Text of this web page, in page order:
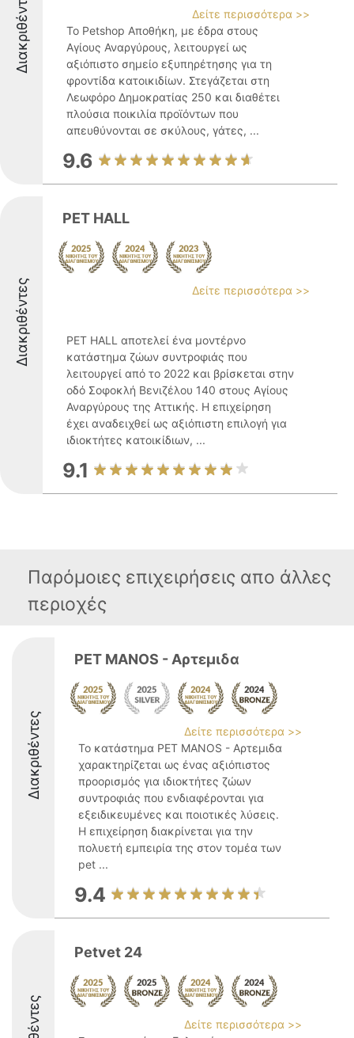
Διακριθέντες
Δείτε περισσότερα >>
Το Petshop Αποθήκη, με έδρα στους
Αγίους Αναργύρους, λειτουργεί ως
αξιόπιστο σημείο εξυπηρέτησης για τη
φροντίδα κατοικιδίων. Στεγάζεται στη
Λεωφόρο Δημοκρατίας 250 και διαθέτει
πλούσια ποικιλία προϊόντων που
απευθύνονται σε σκύλους, γάτες, ...
9.6
Διακριθέντες
PET HALL
Δείτε περισσότερα >>
PET HALL αποτελεί ένα μοντέρνο
κατάστημα ζώων συντροφιάς που
λειτουργεί από το 2022 και βρίσκεται στην
οδό Σοφοκλή Βενιζέλου 140 στους Αγίους
Αναργύρους της Αττικής. Η επιχείρηση
έχει αναδειχθεί ως αξιόπιστη επιλογή για
ιδιοκτήτες κατοικίδιων, ...
9.1
Παρόμοιες επιχειρήσεις απο άλλες
περιοχές
Διακριθέντες
PET MANOS - Αρτεμιδα
Δείτε περισσότερα >>
Το κατάστημα PET MANOS - Αρτεμιδα
χαρακτηρίζεται ως ένας αξιόπιστος
προορισμός για ιδιοκτήτες ζώων
συντροφιάς που ενδιαφέρονται για
εξειδικευμένες και ποιοτικές λύσεις.
Η επιχείρηση διακρίνεται για την
πολυετή εμπειρία της στον τομέα των
pet ...
9.4
Petvet 24
Δείτε περισσότερα >>